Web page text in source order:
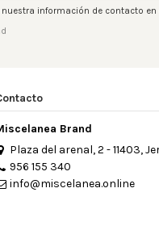
información de contacto en
Brand
Plaza del arenal, 2 - 11403,
956 155 340
info@miscelanea.online